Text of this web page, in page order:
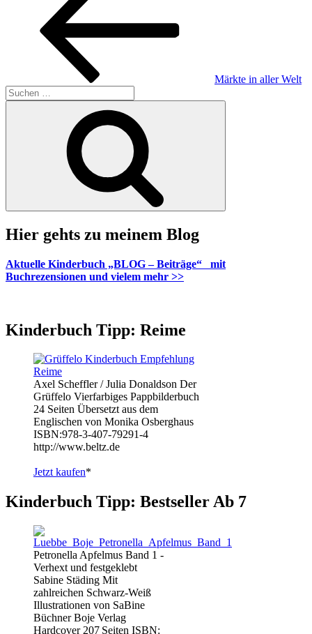
Märkte in aller Welt
Suche
nach:
Hier gehts zu meinem Blog
Aktuelle Kinderbuch „BLOG – Beiträge“ mit
Buchrezensionen und vielem mehr >>
Kinderbuch Tipp: Reime
Axel Scheffler / Julia Donaldson Der
Grüffelo Vierfarbiges Pappbilderbuch
24 Seiten Übersetzt aus dem
Englischen von Monika Osberghaus
ISBN:978-3-407-79291-4
http://www.beltz.de
Jetzt kaufen*
Kinderbuch Tipp: Bestseller Ab 7
Petronella Apfelmus Band 1 -
Verhext und festgeklebt
Sabine Städing Mit
zahlreichen Schwarz-Weiß
Illustrationen von SaBine
Büchner Boje Verlag
Hardcover 207 Seiten ISBN: